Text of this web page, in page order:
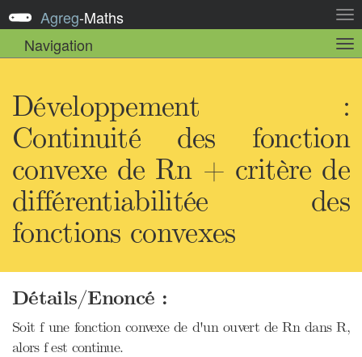
la
Agreg-Maths
Navigation
la
Développement :
Continuité des fonction
convexe de Rn + critère de
différentiabilitée des
fonctions convexes
Détails/Enoncé :
Soit f une fonction convexe de d'un ouvert de Rn dans R,
alors f est continue.